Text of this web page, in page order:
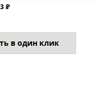
₽
в один клик